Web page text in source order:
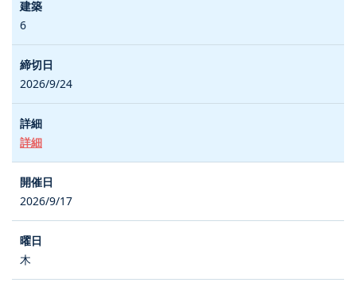
6
2026/9/24
詳細
2026/9/17
木